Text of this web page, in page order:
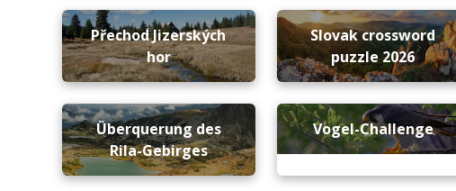
Přechod Jizerských
hor
Slovak crossword
puzzle 2026
Überquerung des
Rila-Gebirges
Vogel-Challenge